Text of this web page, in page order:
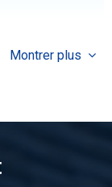
mtr pressée
Montrer plus